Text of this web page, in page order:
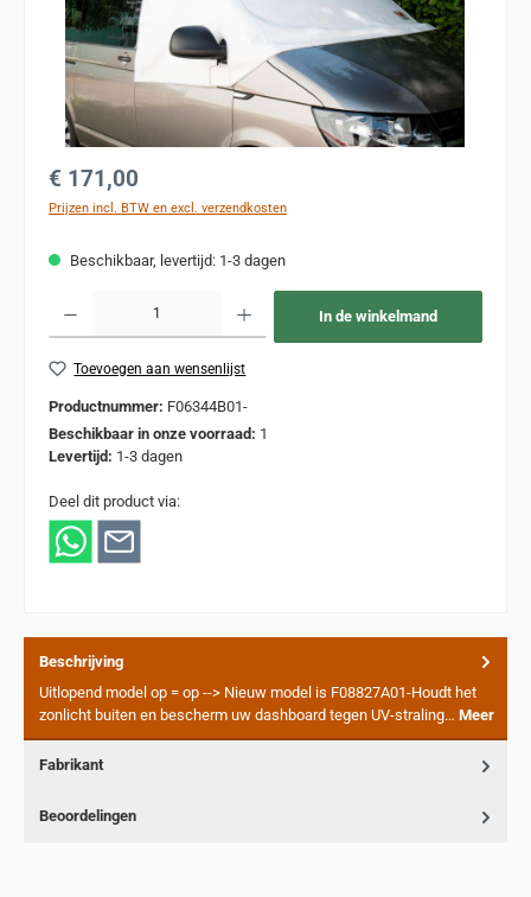
Normale prijs:
€ 171,00
Prijzen incl. BTW en excl. verzendkosten
Beschikbaar, levertijd: 1-3 dagen
In de winkelmand
Toevoegen aan wensenlijst
Productnummer: F06344B01-
Beschikbaar in onze voorraad: 1
Levertijd: 1-3 dagen
Deel dit product via:
Beschrijving
Uitlopend model op = op --> Nieuw model is F08827A01-Houdt het
zonlicht buiten en bescherm uw dashboard tegen UV-straling… Meer
Fabrikant
Beoordelingen